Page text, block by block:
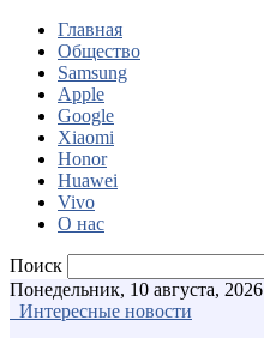
Главная
Общество
Samsung
Apple
Google
Xiaomi
Honor
Huawei
Vivo
О нас
Поиск
Понедельник, 10 августа, 2026
Интересные новости